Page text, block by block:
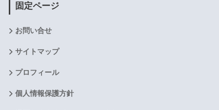
固定ページ
お問い合せ
サイトマップ
プロフィール
個人情報保護方針